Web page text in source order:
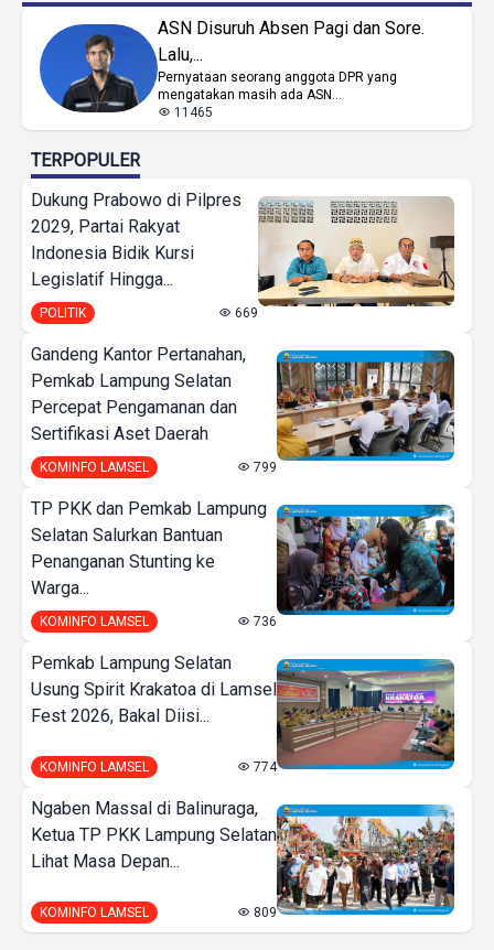
ASN Disuruh Absen Pagi dan Sore.
Lalu,...
Pernyataan seorang anggota DPR yang
mengatakan masih ada ASN...
11465
TERPOPULER
Dukung Prabowo di Pilpres
2029, Partai Rakyat
Indonesia Bidik Kursi
Legislatif Hingga...
POLITIK 669
Gandeng Kantor Pertanahan,
Pemkab Lampung Selatan
Percepat Pengamanan dan
Sertifikasi Aset Daerah
KOMINFO LAMSEL 799
TP PKK dan Pemkab Lampung
Selatan Salurkan Bantuan
Penanganan Stunting ke
Warga...
KOMINFO LAMSEL 736
Pemkab Lampung Selatan
Usung Spirit Krakatoa di Lamsel
Fest 2026, Bakal Diisi...
KOMINFO LAMSEL 774
Ngaben Massal di Balinuraga,
Ketua TP PKK Lampung Selatan
Lihat Masa Depan...
KOMINFO LAMSEL 809